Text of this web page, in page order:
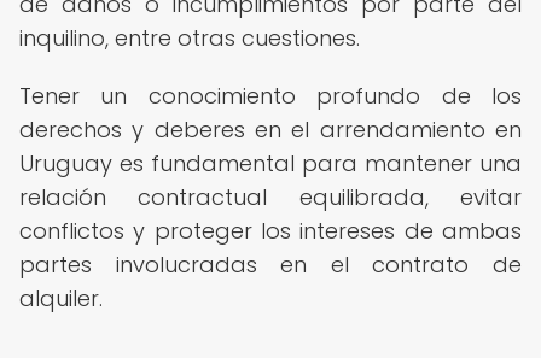
inquilino, entre otras cuestiones.
Tener un conocimiento profundo de los
derechos y deberes en el arrendamiento en
Uruguay es fundamental para mantener una
relación contractual equilibrada, evitar
conflictos y proteger los intereses de ambas
partes involucradas en el contrato de
alquiler.